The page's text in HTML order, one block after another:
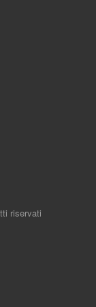
riservati